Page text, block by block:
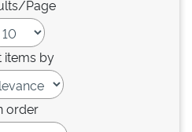
Page
items by
order